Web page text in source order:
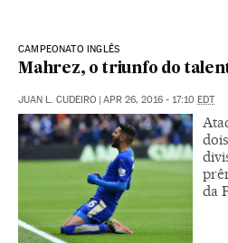
CAMPEONATO INGLÊS
Mahrez, o triunfo do
JUAN L. CUDEIRO | APR 26, 2016 - 17:10 EDT
da